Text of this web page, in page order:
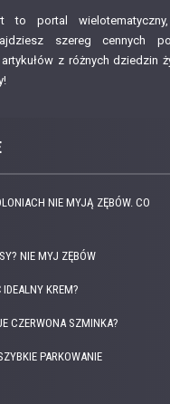
to portal
szereg cennych
z różnych dziedzin
NIE MYJĄ ZĘBÓW. CO
NIE MYJ ZĘBÓW
KREM?
CZERWONA SZMINKA?
PARKOWANIE